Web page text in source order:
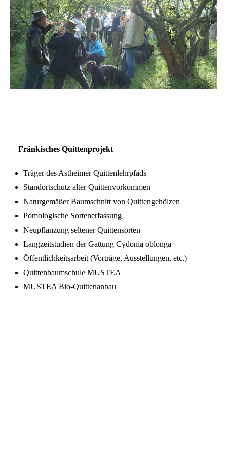
Fränkisches Quittenprojekt
Träger des Astheimer Quittenlehrpfads
Standortschutz alter Quittenvorkommen
Naturgemäßer Baumschnitt von Quittengehölzen
Pomologische Sortenerfassung
Neupflanzung seltener Quittensorten
Langzeitstudien der Gattung Cydonia oblonga
Öffentlichkeitsarbeit (Vorträge, Ausstellungen, etc.)
Quittenbaumschule MUSTEA
MUSTEA Bio-Quittenanbau